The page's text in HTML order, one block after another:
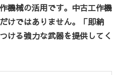
機械の活用です。中古工作機
けではありません。「即納
ける強力な武器を提供してく